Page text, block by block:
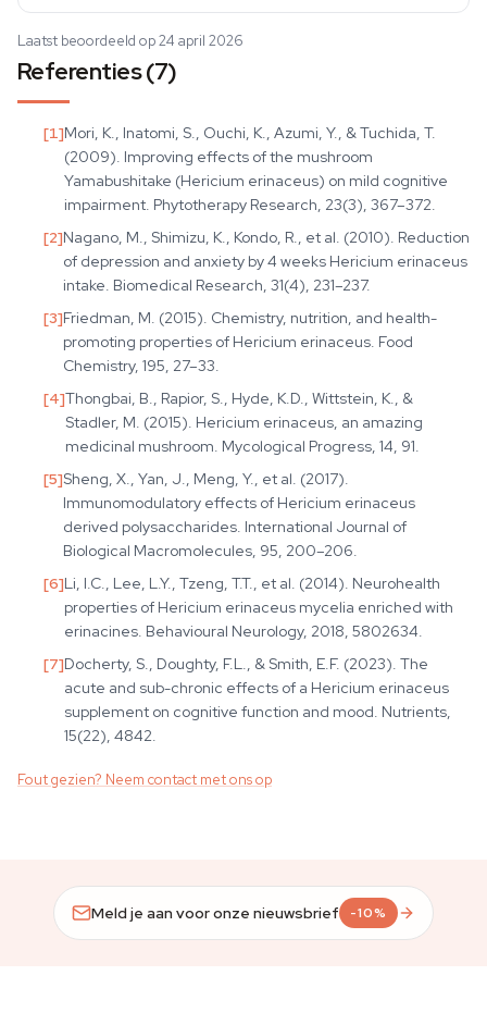
Laatst beoordeeld op 24 april 2026
Referenties (7)
[1]Mori, K., Inatomi, S., Ouchi, K., Azumi, Y., & Tuchida, T.
(2009). Improving effects of the mushroom
Yamabushitake (Hericium erinaceus) on mild cognitive
impairment. Phytotherapy Research, 23(3), 367–372.
[2]Nagano, M., Shimizu, K., Kondo, R., et al. (2010). Reduction
of depression and anxiety by 4 weeks Hericium erinaceus
intake. Biomedical Research, 31(4), 231–237.
[3]Friedman, M. (2015). Chemistry, nutrition, and health-
promoting properties of Hericium erinaceus. Food
Chemistry, 195, 27–33.
[4]Thongbai, B., Rapior, S., Hyde, K.D., Wittstein, K., &
Stadler, M. (2015). Hericium erinaceus, an amazing
medicinal mushroom. Mycological Progress, 14, 91.
[5]Sheng, X., Yan, J., Meng, Y., et al. (2017).
Immunomodulatory effects of Hericium erinaceus
derived polysaccharides. International Journal of
Biological Macromolecules, 95, 200–206.
[6]Li, I.C., Lee, L.Y., Tzeng, T.T., et al. (2014). Neurohealth
properties of Hericium erinaceus mycelia enriched with
erinacines. Behavioural Neurology, 2018, 5802634.
[7]Docherty, S., Doughty, F.L., & Smith, E.F. (2023). The
acute and sub-chronic effects of a Hericium erinaceus
supplement on cognitive function and mood. Nutrients,
15(22), 4842.
Fout gezien? Neem contact met ons op
Meld je aan voor onze nieuwsbrief -10%